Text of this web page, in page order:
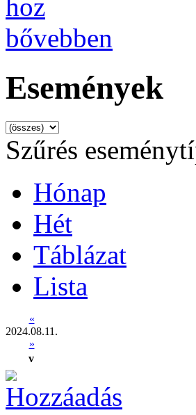
bővebben
Események
Szűrés
Hónap
Hét
Táblázat
Lista
«
2024.08.11.
»
v